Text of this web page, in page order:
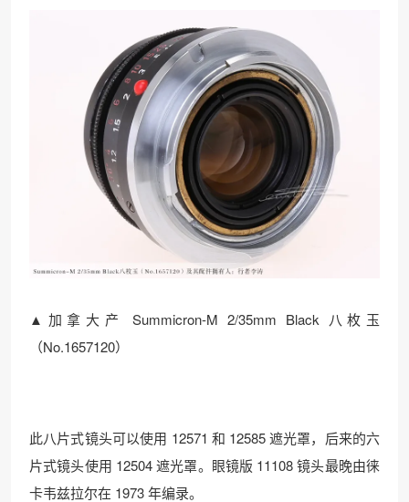
▲加拿大产 Summicron-M 2/35mm Black 八枚玉
（No.1657120）
此八片式镜头可以使用 12571 和 12585 遮光罩，后来的六
片式镜头使用 12504 遮光罩。眼镜版 11108 镜头最晚由徕
卡韦兹拉尔在 1973 年编录。